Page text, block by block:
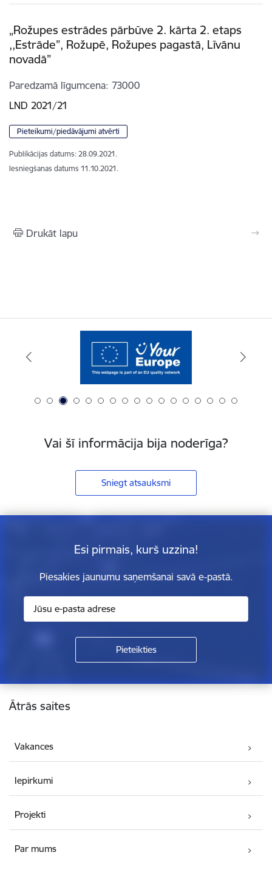
„Rožupes estrādes pārbūve 2. kārta 2. etaps
,,Estrāde”, Rožupē, Rožupes pagastā, Līvānu
novadā”
Paredzamā līgumcena 73000
LND 2021/21
Pieteikumi/piedāvājumi atvērti
Publikācijas datums: 28.09.2021.
Iesniegšanas datums 11.10.2021.
Drukāt lapu
Vai šī informācija bija noderīga?
Sniegt atsauksmi
Esi pirmais, kurš uzzina!
Piesakies jaunumu saņemšanai savā e-pastā.
Kājene
Ātrās saites
Vakances
Iepirkumi
Projekti
Par mums